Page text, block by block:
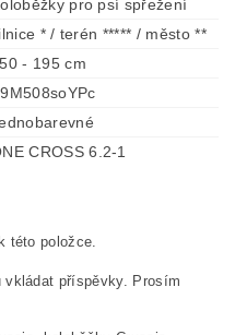
pro psí spřežení
* / terén ***** / město **
- 195 cm
CROSS 6.2-1
této položce.
vkládat příspěvky. Prosím